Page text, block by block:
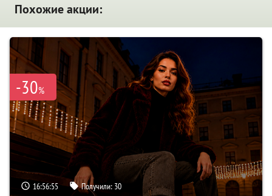
Похожие акции:
-30%
16:56:54 Получили: 30